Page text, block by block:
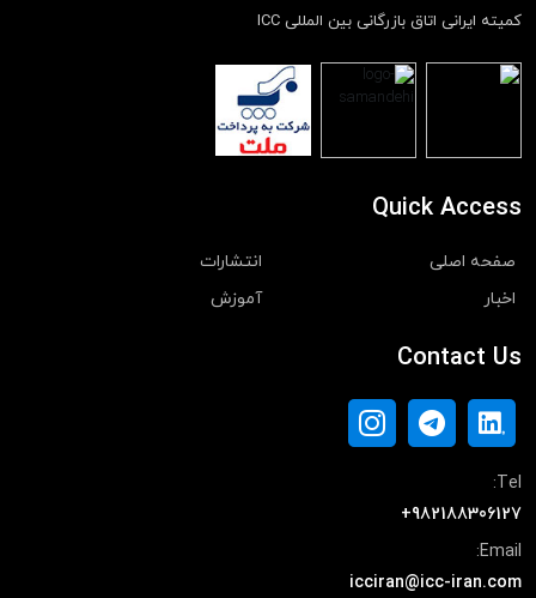
کمیته ایرانی اتاق بازرگانی بین المللی ICC
Quick Access
صفحه اصلی
انتشارات
اخبار
آموزش
Contact Us
Tel:
+982188306127
Email:
icciran@icc-iran.com